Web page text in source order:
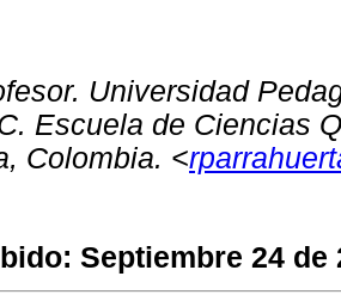
Universidad
Escuela de Ciencias
Colombia. <
Septiembre 24 de